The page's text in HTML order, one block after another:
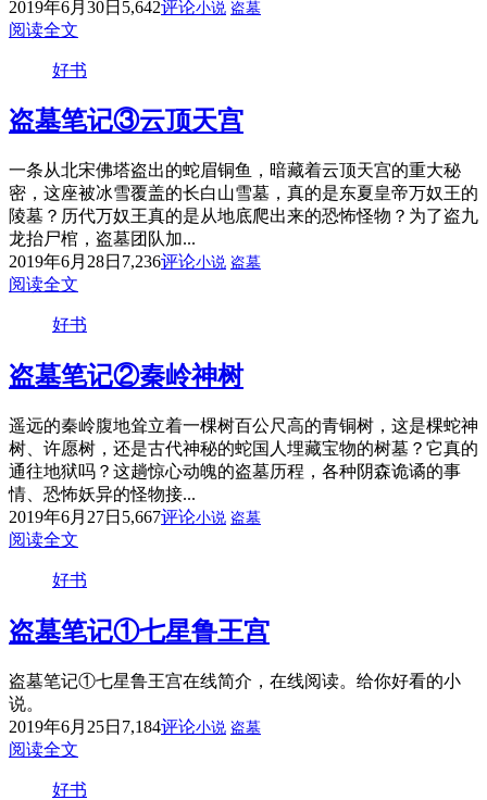
2019年6月30日 5,642评论小说 盗墓
阅读全文
好书
盗墓笔记③云顶天宫
一条从北宋佛塔盗出的蛇眉铜鱼，暗藏着云顶天宫的重大秘
密，这座被冰雪覆盖的长白山雪墓，真的是东夏皇帝万奴王的
陵墓？历代万奴王真的是从地底爬出来的恐怖怪物？为了盗九
龙抬尸棺，盗墓团队加...
2019年6月28日 7,236评论小说 盗墓
阅读全文
好书
盗墓笔记②秦岭神树
遥远的秦岭腹地耸立着一棵树百公尺高的青铜树，这是棵蛇神
树、许愿树，还是古代神秘的蛇国人埋藏宝物的树墓？它真的
通往地狱吗？这趟惊心动魄的盗墓历程，各种阴森诡谲的事
情、恐怖妖异的怪物接...
2019年6月27日 5,667评论小说 盗墓
阅读全文
好书
盗墓笔记①七星鲁王宫
盗墓笔记①七星鲁王宫在线简介，在线阅读。给你好看的小
说。
2019年6月25日 7,184评论小说 盗墓
阅读全文
好书